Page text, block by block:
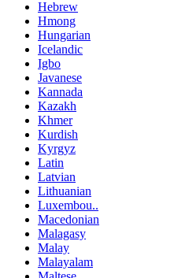
Hebrew
Hmong
Hungarian
Icelandic
Igbo
Javanese
Kannada
Kazakh
Khmer
Kurdish
Kyrgyz
Latin
Latvian
Lithuanian
Luxembou..
Macedonian
Malagasy
Malay
Malayalam